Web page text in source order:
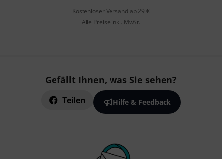
Kostenloser Versand ab 29 €
Alle Preise inkl. MwSt.
Gefällt Ihnen, was Sie sehen?
Teilen Hilfe & Feedback